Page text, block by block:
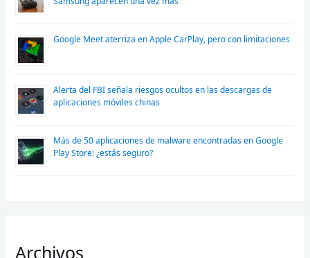
Google Meet aterriza en Apple CarPlay, pero con limitaciones
Alerta del FBI señala riesgos ocultos en las descargas de
aplicaciones móviles chinas
Más de 50 aplicaciones de malware encontradas en Google
Play Store: ¿estás seguro?
Archivos